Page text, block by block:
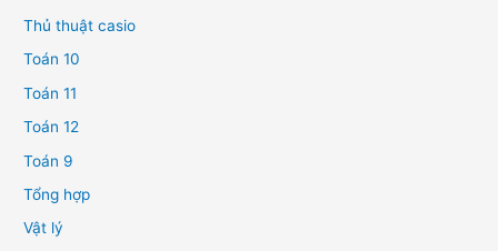
Thủ thuật casio
Toán 10
Toán 11
Toán 12
Toán 9
Tổng hợp
Vật lý